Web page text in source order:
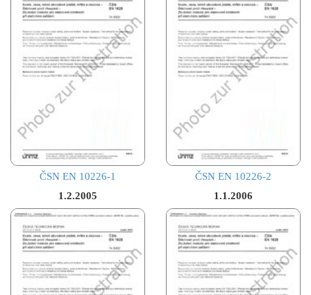
ČSN EN 10226-1
1.2.2005
ČSN EN 10226-2
1.1.2006